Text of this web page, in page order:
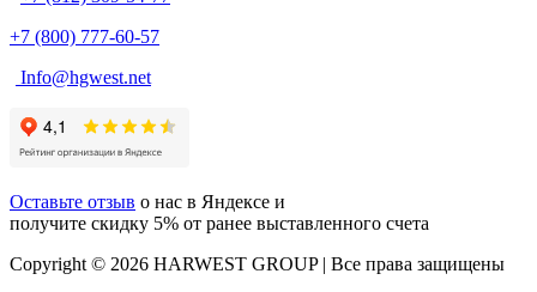
+7 (800) 777-60-57
Info@hgwest.net
Оставьте отзыв о нас в Яндексе и
получите скидку 5% от ранее выставленного счета
Copyright © 2026 HARWEST GROUP | Все права защищены